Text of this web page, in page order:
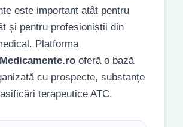
este important atât pentru
și pentru profesioniștii din
Platforma
oferă o bază
cu prospecte, substanțe
terapeutice ATC.